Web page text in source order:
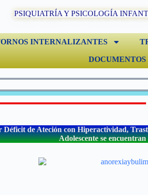
PSIQUIATRÍA Y PSICOLOGÍA
INTERNALIZANTES
DOCUMENTOS
Déficit de Ateción con Hiperactividad,
Adolescente se